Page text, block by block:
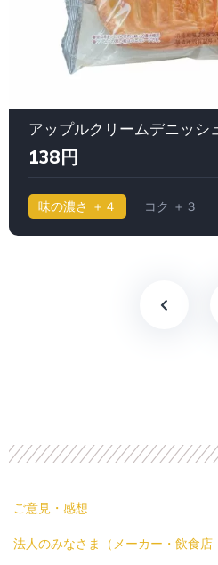
138円
味の濃さ ＋４ コク ＋３
ご意見・感想
法人のみなさま（メーカー・飲食店